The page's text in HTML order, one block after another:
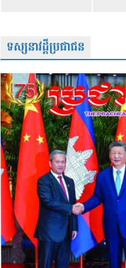
ទស្សនាវដ្តីប្រជាជន